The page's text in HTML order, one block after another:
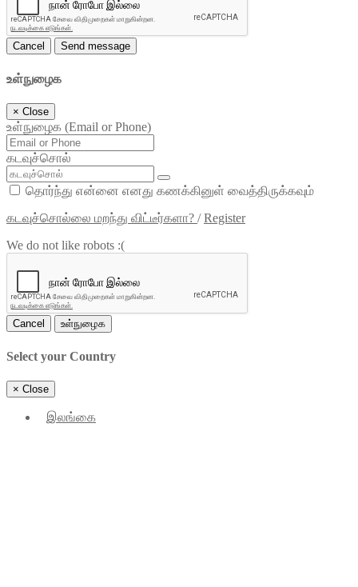
Cancel Send message
உள்நுழைக
× Close
உள்நுழைக (Email or Phone)
கடவுச்சொல்
தொர்ந்து என்னை எனது கணக்கினுள் வைத்திருக்கவும்
கடவுச்சொல்லை மறந்து விட்டீர்களா? /Register
We do not like robots :(
Cancel உள்நுழைக
Select your Country
× Close
இலங்கை